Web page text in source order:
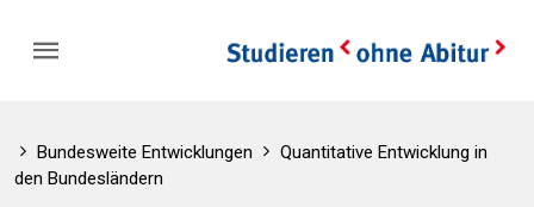
Bundesweite Entwicklungen
Quantitative Entwicklung in
den Bundesländern